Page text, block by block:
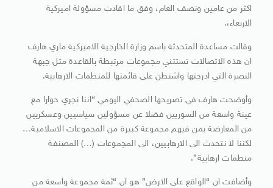
اكثر من عامين ونصف العام، وفق ما افادت مسؤولة اميركية
الاربعاء،.
وقالت مساعدة المتحدثة باسم وزارة الخارجية الاميركية ماري هارف
ان هذه الاتصالات تستثني مجموعات مرتبطة بالقاعدة مثل جبهة
النصرة التي ادرجتها واشنطن على قائمتها للمنظمات الارهابية.
وأوضحت هارف في تصريحها الصحفي اليومي “اننا نجري حوارا مع
عينة واسعة من السوريين فضلا عن مسؤولين سياسيين وعسكريين
من المعارضة بمن فيهم مجموعة كبيرة من المجموعات الاسلامية…
لكننا لا نتحدث الى الارهابيين، الى المجموعات (…) المصنفة
منظمات ارهابية”.
وأضافت ان “الواقع على الارض” هو ان “ثمة مجموعة واسعة من